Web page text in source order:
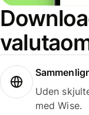
Uden
med Wise.